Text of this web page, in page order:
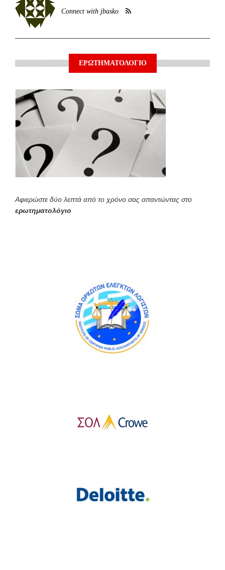
Connect with jbasko
ΕΡΩΤΗΜΑΤΟΛΟΓΙΟ
Αφιερώστε δύο λεπτά από το χρόνο σας απαντώντας στο
ερωτηματολόγιο